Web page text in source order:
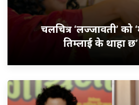
चलचित्र ‘लज्जावती’ को
तिम्लाई के थाहा